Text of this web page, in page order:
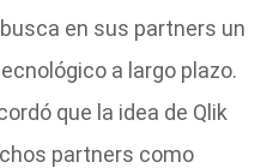
en sus partners un
a largo plazo.
que la idea de Qlik
partners como